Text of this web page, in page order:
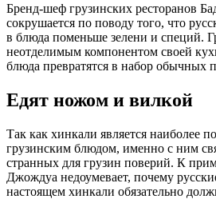
Бренд-шеф грузинских ресторанов
сокрушается по поводу того, что
в блюда поменьше зелени и специй.
неотделимым компонентом своей
блюда превратятся в набор обычных
Едят ножом и вилкой
Так как хинкали является наиболее
грузинским блюдом, именно с ним
странных для грузин поверий. К
Джождуа недоумевает, почему
настоящем хинкали обязательно